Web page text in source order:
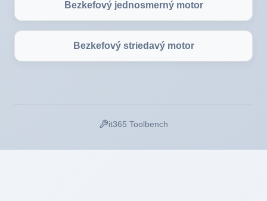
Bezkefový jednosmerný motor
it365 Toolbench